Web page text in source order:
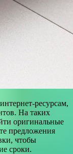
ресурсам,
На таких
оригинальные
предложения
чтобы
сроки.